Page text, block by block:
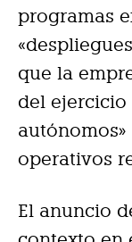
programas
que la
del ejercicio
operativos
El anuncio